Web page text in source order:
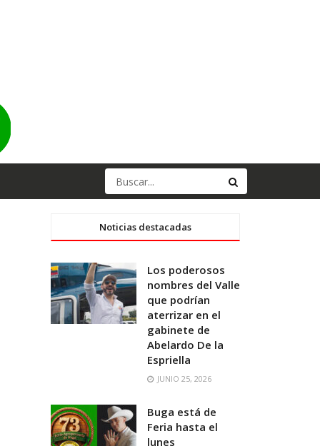
Noticias destacadas
Los poderosos
nombres del Valle
que podrían
aterrizar en el
gabinete de
Abelardo De la
Espriella
JUNIO 25, 2026
Buga está de
Feria hasta el
lunes